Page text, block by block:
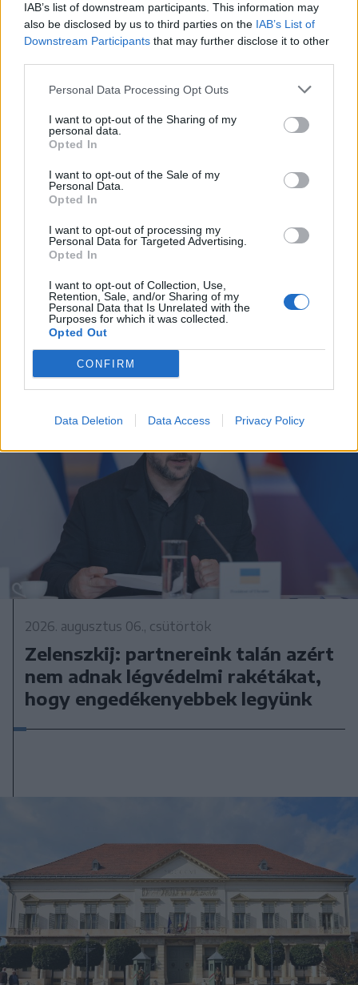
IAB’s list of downstream participants. This information may
also be disclosed by us to third parties on the IAB’s List of
Downstream Participants that may further disclose it to other
Personal Data Processing Opt Outs
I want to opt-out of the Sharing of my
personal data.
Opted In
I want to opt-out of the Sale of my
Personal Data.
Opted In
I want to opt-out of processing my
Personal Data for Targeted Advertising.
Opted In
I want to opt-out of Collection, Use,
Retention, Sale, and/or Sharing of my
Personal Data that Is Unrelated with the
Purposes for which it was collected.
Opted Out
CONFIRM
Data Deletion Data Access Privacy Policy
Corbu góljától hangos a
román és a magyar sajtó,
válogatott meghívót
sürgetnek
Nőileg
menjünk!
A rovat további cikkei
2026. augusztus 06., csütörtök
Zelenszkij: partnereink talán azért
nem adnak légvédelmi rakétákat,
hogy engedékenyebbek legyünk